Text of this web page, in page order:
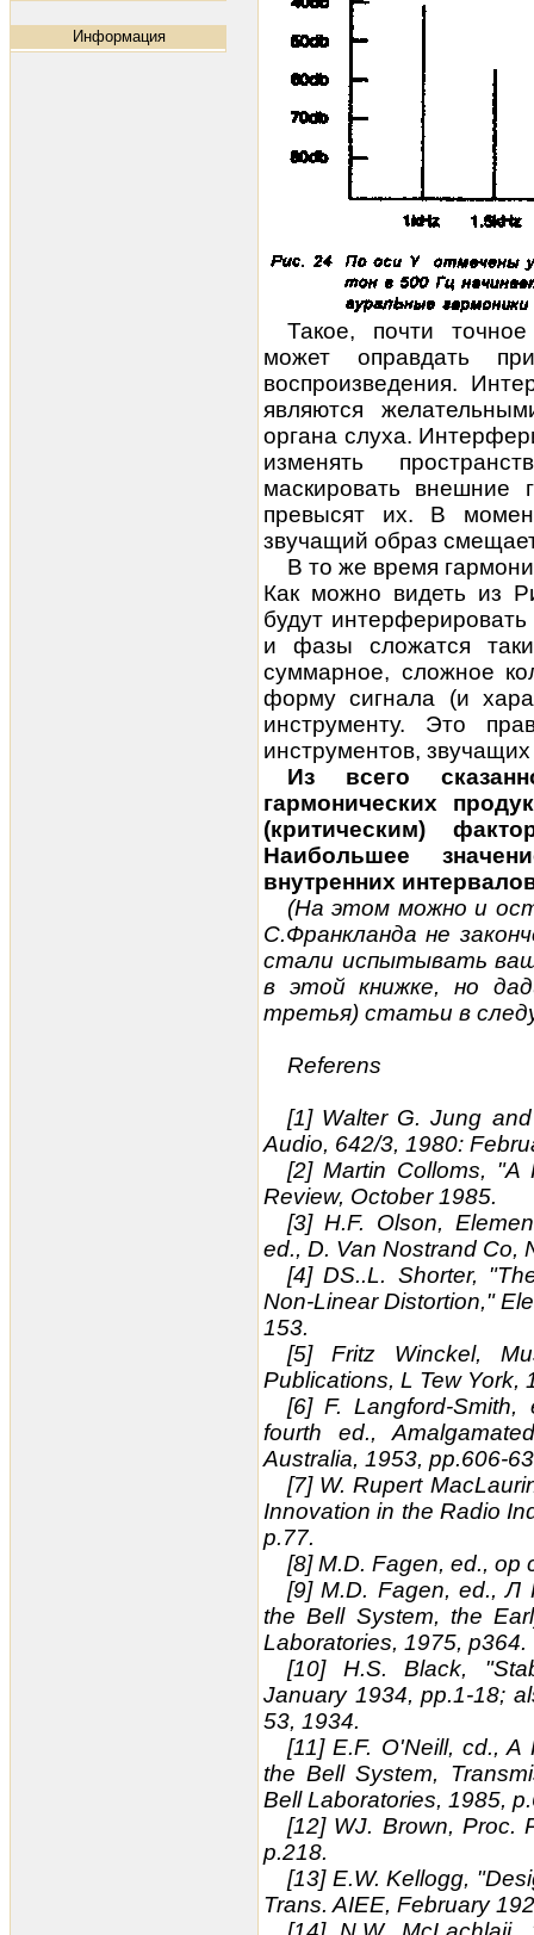
Информация
Такое, почти
может оправдать
воспроизведения.
являются
органа слуха.
изменять
маскировать внешние
превысят их. В
звучащий образ
В то же время
Как можно видеть из
будут
и фазы сложатся
суммарное, сложное
форму сигнала (и
инструменту. Это
инструментов,
Из всего
гармонических
(критическим)
Наибольшее
внутренних
(На этом можно и
С.Франкланда не
стали испытывать
в этой книжке, но
третья) статьи в
Referens
[1] Walter G. Jung
Audio, 642/3, 1980:
[2] Martin Colloms, "A
Review, October 1985.
[3] H.F. Olson,
ed., D. Van Nostrand Co,
[4] DS..L. Shorter,
Non-Linear Distortion,"
153.
[5] Fritz Winckel,
Publications, L Tew York,
[6] F. Langford-Smith,
fourth ed.,
Australia, 1953, pp.606-
[7] W. Rupert
Innovation in the Radio
p.77.
[8] M.D. Fagen, ed., op
[9] M.D. Fagen, ed., Л
the Bell System, the
Laboratories, 1975, p364.
[10] H.S. Black,
January 1934, pp.1-18;
53, 1934.
[11] E.F. O'Neill, cd.,
the Bell System,
Bell Laboratories, 1985,
[12] WJ. Brown, Proc.
p.218.
[13] E.W. Kellogg,
Trans. AIEE, February